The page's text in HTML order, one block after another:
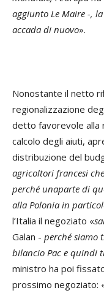
aggiunto Le Maire -,
accada di nuovo».
Nonostante il netto
regionalizzazione
detto favorevole alla
calcolo degli aiuti,
distribuzione del
agricoltori francesi
perché unaparte di
alla Polonia in
l’Italia il negoziato «
Galan - perché
bilancio Pac e quindi
ministro ha poi
prossimo negoziato: